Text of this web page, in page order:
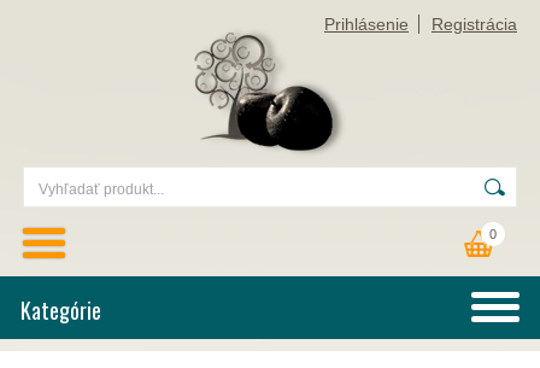
Prihlásenie Registrácia
0
Kategórie